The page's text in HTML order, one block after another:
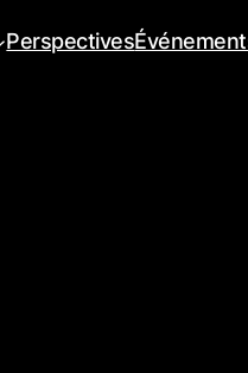
Perspectives